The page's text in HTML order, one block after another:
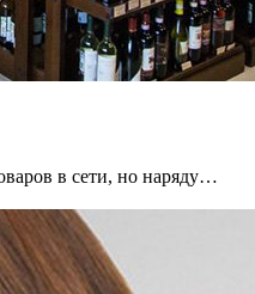
в сети, но наряду…